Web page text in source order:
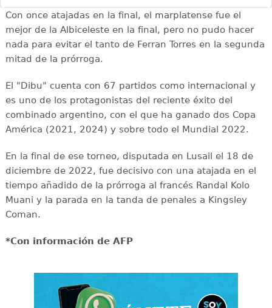
Con once atajadas en la final, el marplatense fue el
mejor de la Albiceleste en la final, pero no pudo hacer
nada para evitar el tanto de Ferran Torres en la segunda
mitad de la prórroga.
El "Dibu" cuenta con 67 partidos como internacional y
es uno de los protagonistas del reciente éxito del
combinado argentino, con el que ha ganado dos Copa
América (2021, 2024) y sobre todo el Mundial 2022.
En la final de ese torneo, disputada en Lusail el 18 de
diciembre de 2022, fue decisivo con una atajada en el
tiempo añadido de la prórroga al francés Randal Kolo
Muani y la parada en la tanda de penales a Kingsley
Coman.
*Con información de AFP